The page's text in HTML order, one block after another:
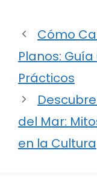
Cómo
Planos:
Prácticos
del Mar:
en la Cultura